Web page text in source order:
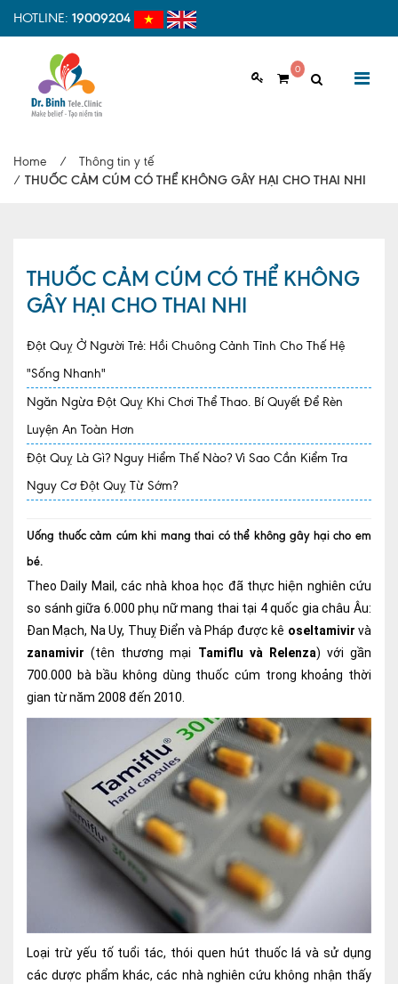
HOTLINE: 19009204
0
TRANG CHỦ
Giới thiệu chung
Đội ngũ y bác sĩ
Quy trình khám bệnh tại Dr. Binh
TIN TỨC
Thông tin y tế
Tin sự kiện
Báo chí nói về chúng tôi
Tin tức BHYT
DỊCH VỤ
Các chuyên khoa tại Phòng khám
Nội
Ngoại
Sản - Phụ Khoa
Mắt
Home /
Thông tin y tế
/ THUỐC CẢM CÚM CÓ THỂ KHÔNG GÂY HẠI CHO THAI NHI
THUỐC CẢM CÚM CÓ THỂ KHÔNG
GÂY HẠI CHO THAI NHI
Đột Quỵ Ở Người Trẻ: Hồi Chuông Cảnh Tỉnh Cho Thế Hệ
"Sống Nhanh"
Ngăn Ngừa Đột Quỵ Khi Chơi Thể Thao. Bí Quyết Để Rèn
Luyện An Toàn Hơn
Đột Quỵ Là Gì? Nguy Hiểm Thế Nào? Vì Sao Cần Kiểm Tra
Nguy Cơ Đột Quỵ Từ Sớm?
Uống thuốc cảm cúm khi mang thai có thể không gây hại cho em
bé.
Theo Daily Mail, các nhà khoa học đã thực hiện nghiên cứu
so sánh giữa 6.000 phụ nữ mang thai tại 4 quốc gia châu Âu:
Đan Mạch, Na Uy, Thuỵ Điển và Pháp được kê oseltamivir và
zanamivir (tên thương mại Tamiflu và Relenza) với gần
700.000 bà bầu không dùng thuốc cúm trong khoảng thời
gian từ năm 2008 đến 2010.
Loại trừ yếu tố tuổi tác, thói quen hút thuốc lá và sử dụng
các dược phẩm khác, các nhà nghiên cứu không nhận thấy